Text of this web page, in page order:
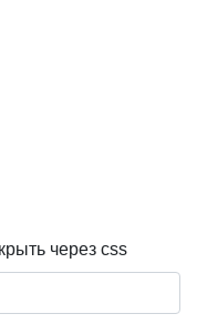
никах
через css